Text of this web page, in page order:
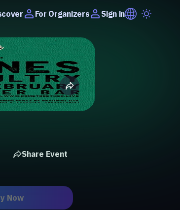
For Organizers Sign in
Share Event
Now